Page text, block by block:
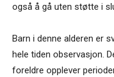
også å gå uten støtte i
Barn i denne alderen er
hele tiden observasjon.
foreldre opplever